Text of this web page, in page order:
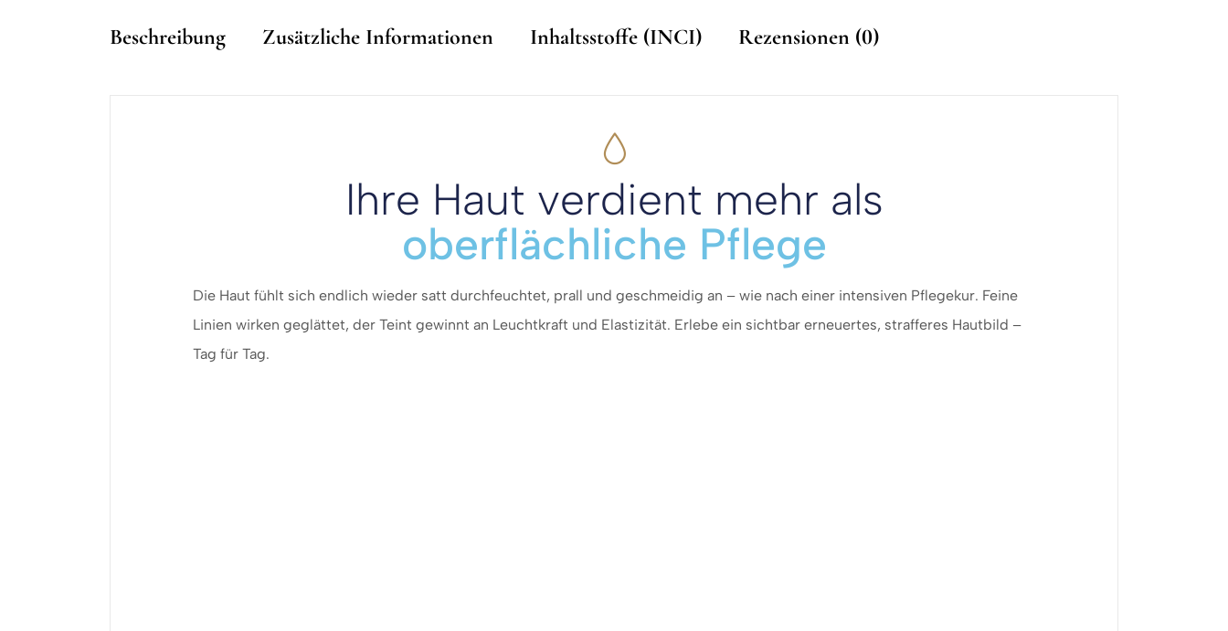
Beschreibung Zusätzliche Informationen Inhaltsstoffe (INCI) Rezensionen (0)
Ihre Haut verdient mehr als
oberflächliche Pflege
Die Haut fühlt sich endlich wieder satt durchfeuchtet, prall und geschmeidig an – wie nach einer intensiven Pflegekur. Feine
Linien wirken geglättet, der Teint gewinnt an Leuchtkraft und Elastizität. Erlebe ein sichtbar erneuertes, strafferes Hautbild –
Tag für Tag.